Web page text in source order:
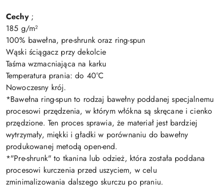
Cechy ;
185 g/m²
100% bawełna, pre-shrunk oraz ring-spun
Wąski ściągacz przy dekolcie
Taśma wzmacniająca na karku
Temperatura prania: do 40°C
Nowoczesny krój.
*Bawełna ring-spun to rodzaj bawełny poddanej specjalnemu
procesowi przędzenia, w którym włókna są skręcane i cienko
przędzione. Ten proces sprawia, że materiał jest bardziej
wytrzymały, miękki i gładki w porównaniu do bawełny
produkowanej metodą open-end.
*"Pre-shrunk" to tkanina lub odzież, która została poddana
procesowi kurczenia przed uszyciem, w celu
zminimalizowania dalszego skurczu po praniu.